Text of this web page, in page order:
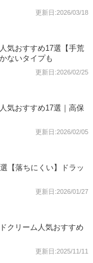
更新日:2026/03/18
気おすすめ17選【手荒
ないタイプも
更新日:2026/02/25
気おすすめ17選｜高保
更新日:2026/02/05
【落ちにくい】ドラッ
更新日:2026/01/27
クリーム人気おすすめ
更新日:2025/11/11